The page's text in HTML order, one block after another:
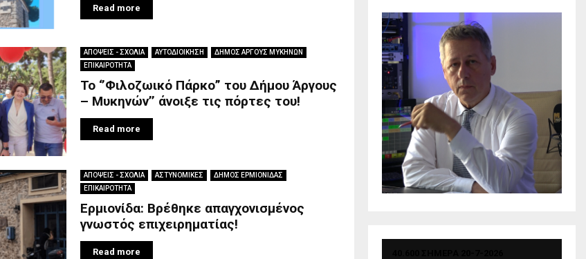
Read more
ΑΠΟΨΕΙΣ - ΣΧΟΛΙΑ ΑΥΤΟΔΙΟΙΚΗΣΗ
ΔΗΜΟΣ ΑΡΓΟΥΣ ΜΥΚΗΝΩΝ
ΕΠΙΚΑΙΡΟΤΗΤΑ
To ‘’Φιλοζωικό Πάρκο” του Δήμου Άργους
– Μυκηνών’’ άνοιξε τις πόρτες του!
Read more
ΑΠΟΨΕΙΣ - ΣΧΟΛΙΑ ΑΣΤΥΝΟΜΙΚΕΣ
ΔΗΜΟΣ ΕΡΜΙΟΝΙΔΑΣ
ΕΠΙΚΑΙΡΟΤΗΤΑ
Ερμιονίδα: Βρέθηκε απαγχονισμένος
γνωστός επιχειρηματίας!
Read more